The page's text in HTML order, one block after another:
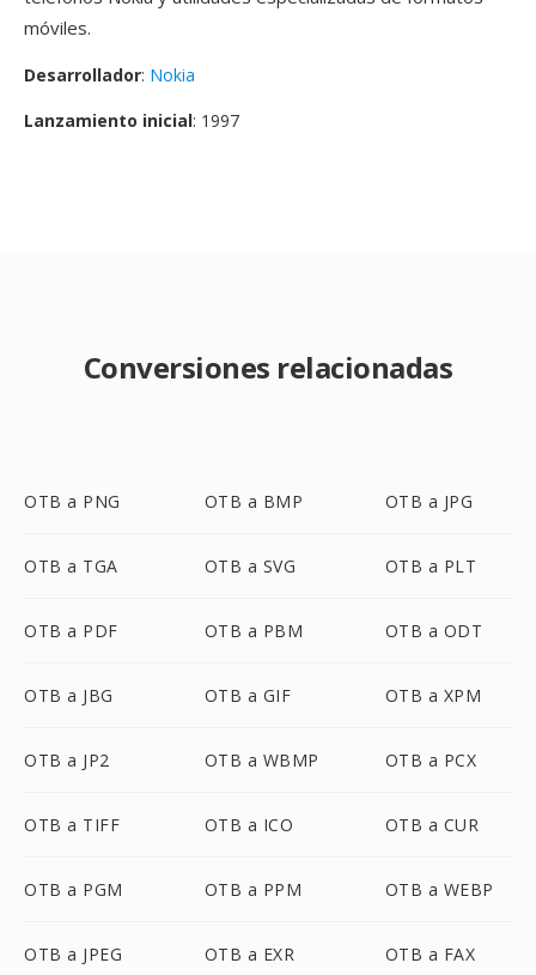
móviles.
Desarrollador: Nokia
Lanzamiento inicial: 1997
Conversiones relacionadas
OTB a PNG OTB a BMP OTB a JPG
OTB a TGA OTB a SVG OTB a PLT
OTB a PDF OTB a PBM OTB a ODT
OTB a JBG OTB a GIF OTB a XPM
OTB a JP2 OTB a WBMP OTB a PCX
OTB a TIFF OTB a ICO OTB a CUR
OTB a PGM OTB a PPM OTB a WEBP
OTB a JPEG OTB a EXR OTB a FAX